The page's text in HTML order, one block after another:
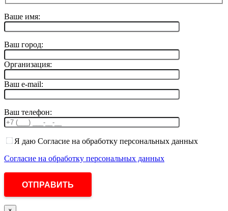
Ваше имя:
Ваш город:
Организация:
Ваш e-mail:
Ваш телефон:
Я даю Согласие на обработку персональных данных
Согласие на обработку персональных данных